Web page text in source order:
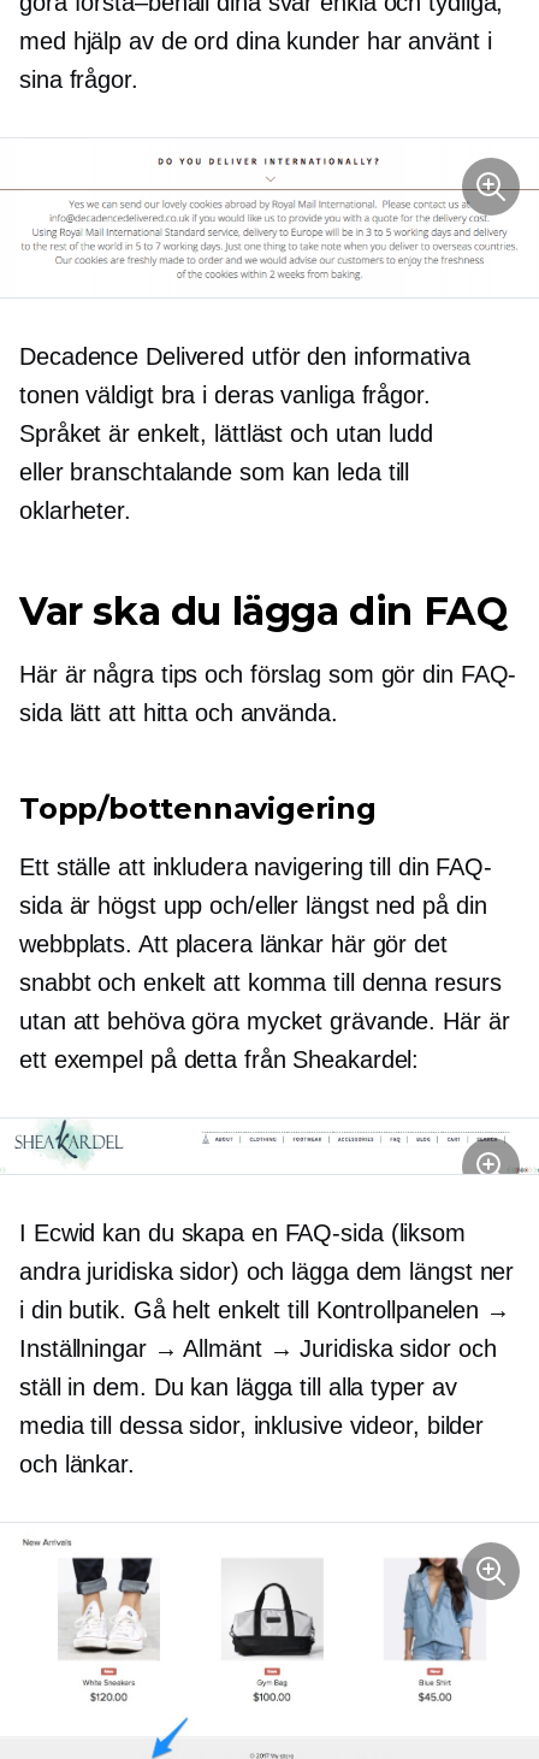
med hjälp av de ord dina kunder har använt i
sina frågor.
Decadence Delivered utför den informativa
tonen väldigt bra i deras vanliga frågor.
Språket är enkelt, lättläst och utan ludd
eller branschtalande som kan leda till
oklarheter.
Var ska du lägga din FAQ
Här är några tips och förslag som gör din FAQ-
sida lätt att hitta och använda.
Topp/bottennavigering
Ett ställe att inkludera navigering till din FAQ-
sida är högst upp och/eller längst ned på din
webbplats. Att placera länkar här gör det
snabbt och enkelt att komma till denna resurs
utan att behöva göra mycket grävande. Här är
ett exempel på detta från Sheakardel:
I Ecwid kan du skapa en FAQ-sida (liksom
andra juridiska sidor) och lägga dem längst ner
i din butik. Gå helt enkelt till Kontrollpanelen →
Inställningar → Allmänt → Juridiska sidor och
ställ in dem. Du kan lägga till alla typer av
media till dessa sidor, inklusive videor, bilder
och länkar.